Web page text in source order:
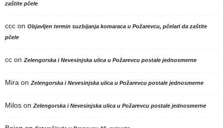
zaštite pčele
ccc on Objavljen termin suzbijanja komaraca u Požarevcu, pčelari da zaštite
pčele
cc on Zelengorska i Nevesinjska ulica u Požarevcu postale jednosmerne
Mira on Zelengorska i Nevesinjska ulica u Požarevcu postale jednosmerne
Milos on Zelengorska i Nevesinjska ulica u Požarevcu postale jednosmerne